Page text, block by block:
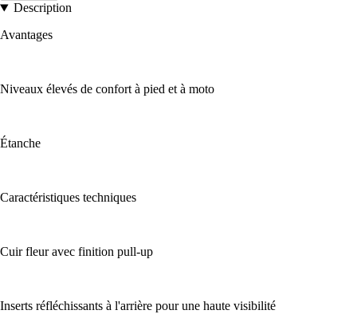
Description
Avantages
Niveaux élevés de confort à pied et à moto
Étanche
Caractéristiques techniques
Cuir fleur avec finition pull-up
Inserts réfléchissants à l'arrière pour une haute visibilité